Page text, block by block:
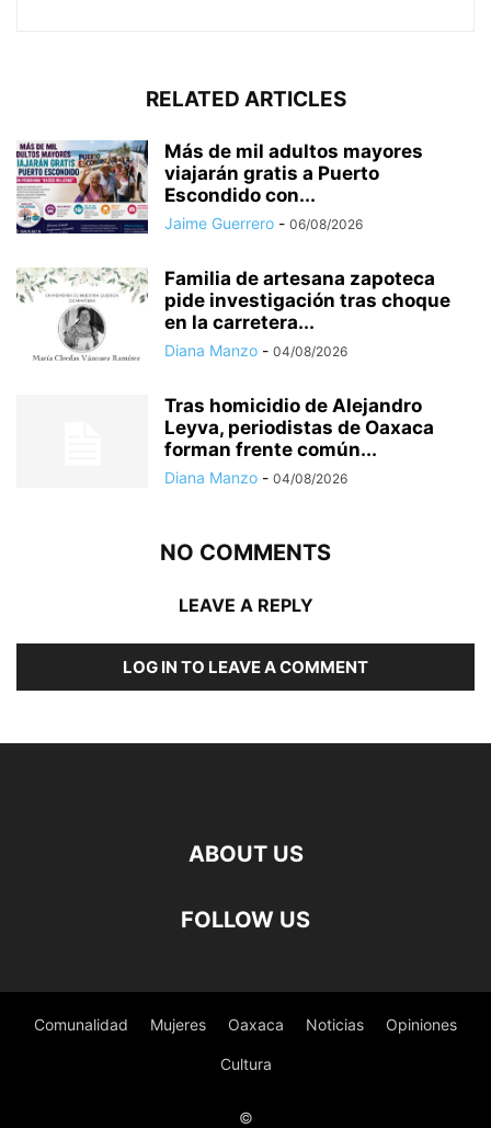
RELATED ARTICLES
Más de mil adultos mayores
viajarán gratis a Puerto
Escondido con...
Jaime Guerrero - 06/08/2026
Familia de artesana zapoteca
pide investigación tras choque
en la carretera...
Diana Manzo - 04/08/2026
Tras homicidio de Alejandro
Leyva, periodistas de Oaxaca
forman frente común...
Diana Manzo - 04/08/2026
NO COMMENTS
LEAVE A REPLY
LOG IN TO LEAVE A COMMENT
ABOUT US
FOLLOW US
Comunalidad Mujeres Oaxaca Noticias Opiniones
Cultura
©